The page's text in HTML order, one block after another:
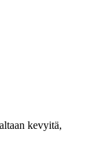
kevyitä,